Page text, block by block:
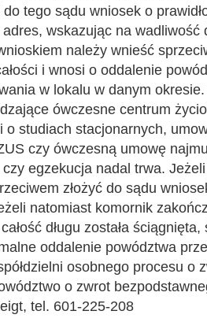
do tego sądu wniosek o
wskazując na wadliwość
należy wnieść
i wnosi o oddalenie
w lokalu w danym
ówczesne centrum
studiach stacjonarnych,
czy ówczesną umowę
egzekucja nadal trwa.
złożyć do sądu
natomiast komornik
długu została ściągnięta,
oddalenie powództwa
osobnego procesu o
o zwrot
tel. 601-225-208